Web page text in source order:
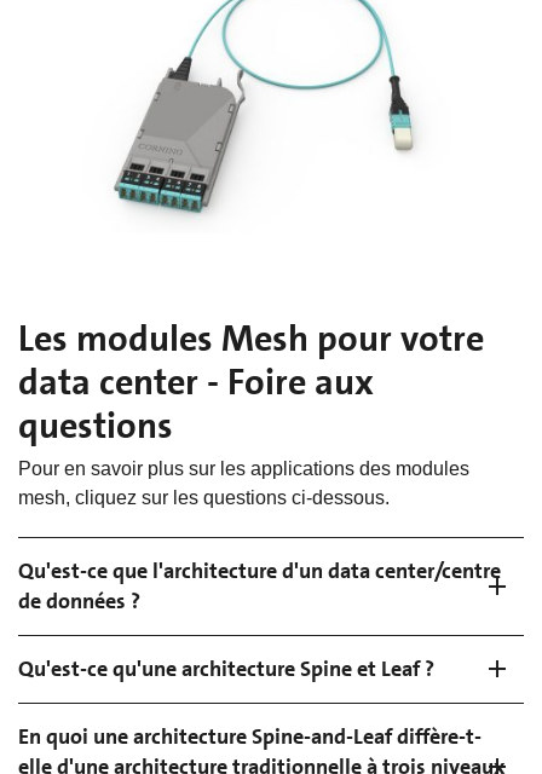
Les modules Mesh pour votre
data center - Foire aux
questions
Pour en savoir plus sur les applications des modules
mesh, cliquez sur les questions ci-dessous.
Qu'est-ce que l'architecture d'un data center/centre
de données ?
Qu'est-ce qu'une architecture Spine et Leaf ?
En quoi une architecture Spine-and-Leaf diffère-t-
elle d'une architecture traditionnelle à trois niveaux